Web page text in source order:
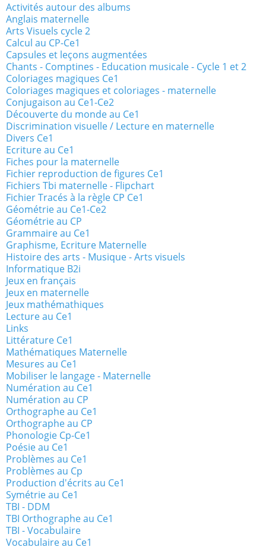
Activités autour des albums
Anglais maternelle
Arts Visuels cycle 2
Calcul au CP-Ce1
Capsules et leçons augmentées
Chants - Comptines - Education musicale - Cycle 1 et 2
Coloriages magiques Ce1
Coloriages magiques et coloriages - maternelle
Conjugaison au Ce1-Ce2
Découverte du monde au Ce1
Discrimination visuelle / Lecture en maternelle
Divers Ce1
Ecriture au Ce1
Fiches pour la maternelle
Fichier reproduction de figures Ce1
Fichiers Tbi maternelle - Flipchart
Fichier Tracés à la règle CP Ce1
Géométrie au Ce1-Ce2
Géométrie au CP
Grammaire au Ce1
Graphisme, Ecriture Maternelle
Histoire des arts - Musique - Arts visuels
Informatique B2i
Jeux en français
Jeux en maternelle
Jeux mathémathiques
Lecture au Ce1
Links
Littérature Ce1
Mathématiques Maternelle
Mesures au Ce1
Mobiliser le langage - Maternelle
Numération au Ce1
Numération au CP
Orthographe au Ce1
Orthographe au CP
Phonologie Cp-Ce1
Poésie au Ce1
Problèmes au Ce1
Problèmes au Cp
Production d'écrits au Ce1
Symétrie au Ce1
TBI - DDM
TBI Orthographe au Ce1
TBI - Vocabulaire
Vocabulaire au Ce1